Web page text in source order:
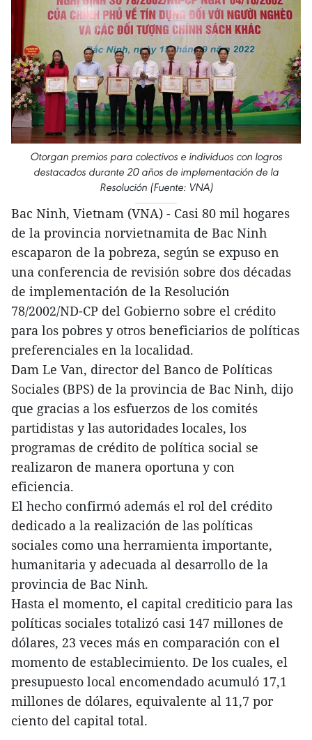
Otorgan premios para colectivos e individuos con logros
destacados durante 20 años de implementación de la
Resolución (Fuente: VNA)
Bac Ninh, Vietnam (VNA) - Casi 80 mil hogares
de la provincia norvietnamita de Bac Ninh
escaparon de la pobreza, según se expuso en
una conferencia de revisión sobre dos décadas
de implementación de la Resolución
78/2002/ND-CP del Gobierno sobre el crédito
para los pobres y otros beneficiarios de políticas
preferenciales en la localidad.
Dam Le Van, director del Banco de Políticas
Sociales (BPS) de la provincia de Bac Ninh, dijo
que gracias a los esfuerzos de los comités
partidistas y las autoridades locales, los
programas de crédito de política social se
realizaron de manera oportuna y con
eficiencia.
El hecho confirmó además el rol del crédito
dedicado a la realización de las políticas
sociales como una herramienta importante,
humanitaria y adecuada al desarrollo de la
provincia de Bac Ninh.
Hasta el momento, el capital crediticio para las
políticas sociales totalizó casi 147 millones de
dólares, 23 veces más en comparación con el
momento de establecimiento. De los cuales, el
presupuesto local encomendado acumuló 17,1
millones de dólares, equivalente al 11,7 por
ciento del capital total.